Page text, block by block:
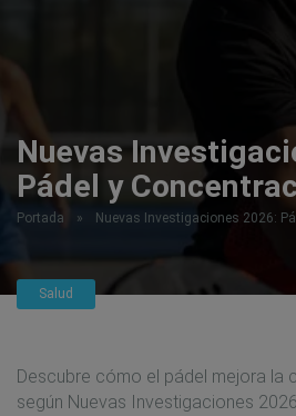
Nuevas
Pádel y
Portada » Nuevas Investigaciones 2026:
Salud
Descubre cómo el pádel mejora la
según Nuevas Investigaciones